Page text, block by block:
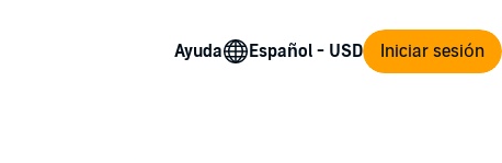
Ayuda Iniciar sesión